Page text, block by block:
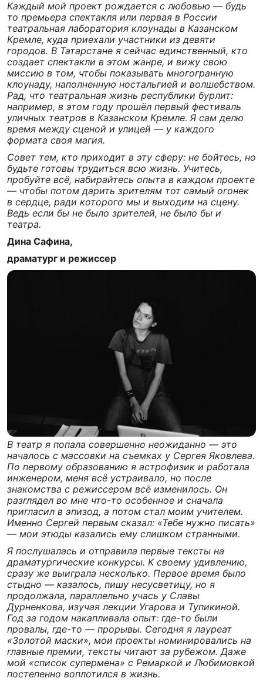
Каждый мой проект рождается с любовью — будь
то премьера спектакля или первая в России
театральная лаборатория клоунады в Казанском
Кремле, куда приехали участники из девяти
городов. В Татарстане я сейчас единственный, кто
создает спектакли в этом жанре, и вижу свою
миссию в том, чтобы показывать многогранную
клоунаду, наполненную ностальгией и волшебством.
Рад, что театральная жизнь республики бурлит:
например, в этом году прошёл первый фестиваль
уличных театров в Казанском Кремле. Я сам делю
время между сценой и улицей — у каждого
формата своя магия.
Совет тем, кто приходит в эту сферу: не бойтесь, но
будьте готовы трудиться всю жизнь. Учитесь,
пробуйте всё, набирайтесь опыта в каждом проекте
— чтобы потом дарить зрителям тот самый огонек
в сердце, ради которого мы и выходим на сцену.
Ведь если бы не было зрителей, не было бы и
театра.
Дина Сафина,
драматург и режиссер
В театр я попала совершенно неожиданно — это
началось с массовки на съемках у Сергея Яковлева.
По первому образованию я астрофизик и работала
инженером, меня всё устраивало, но после
знакомства с режиссером всё изменилось. Он
разглядел во мне что-то особенное и сначала
пригласил в эпизод, а потом стал моим учителем.
Именно Сергей первым сказал: «Тебе нужно писать»
— мои этюды казались ему слишком странными.
Я послушалась и отправила первые тексты на
драматургические конкурсы. К своему удивлению,
сразу же выиграла несколько. Первое время было
стыдно — казалось, пишу несусветицу, но я
продолжала, параллельно учась у Славы
Дурненкова, изучая лекции Угарова и Тупикиной.
Год за годом накапливала опыт: где-то были
провалы, где-то — прорывы. Сегодня я лауреат
«Золотой маски», мои проекты номинировались на
главные премии, тексты читают за рубежом. Даже
мой «список супермена» с Ремаркой и Любимовкой
постепенно воплотился в жизнь.